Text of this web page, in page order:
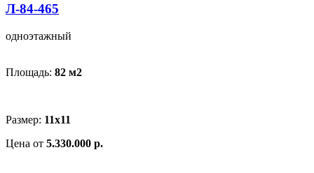
Л-84-465
одноэтажный
Площадь: 82 м2
Размер: 11х11
Цена от 5.330.000 р.